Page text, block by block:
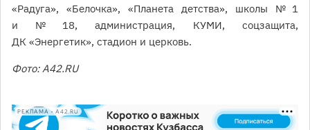
«Радуга», «Белочка», «Планета детства», школы № 1
и № 18, администрация, КУМИ, соцзащита,
ДК «Энергетик», стадион и церковь.
Фото: A42.RU
РЕКЛАМА • A42.RU